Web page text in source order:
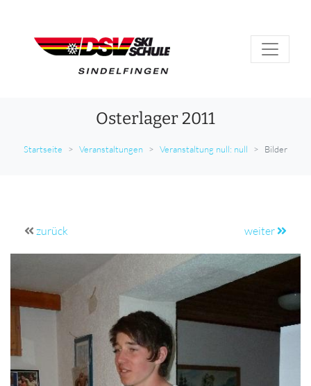
Osterlager 2011
Startseite Veranstaltungen Veranstaltung null: null Bilder
zurück weiter